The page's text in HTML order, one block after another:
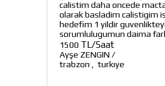
calistim daha oncede
olarak basladim calistigim
hedefim 1 yildir
sorumlulugumun daima
1500 TL/Saat
Ayşe ZENGIN /
trabzon
turkıye